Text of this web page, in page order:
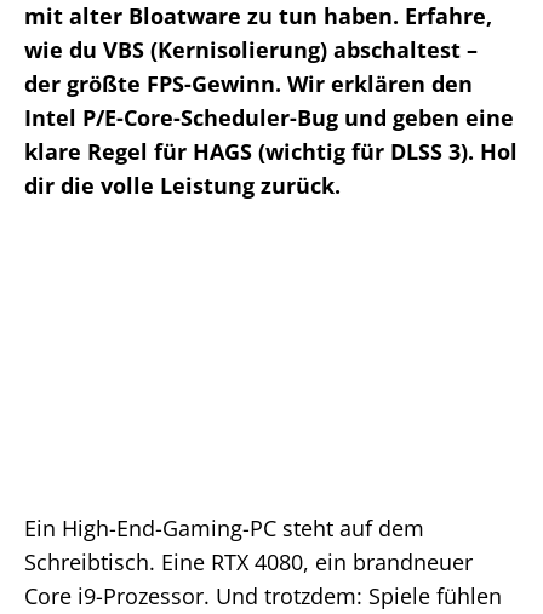
mit alter Bloatware zu tun haben. Erfahre,
wie du VBS (Kernisolierung) abschaltest –
der größte FPS-Gewinn. Wir erklären den
Intel P/E-Core-Scheduler-Bug und geben eine
klare Regel für HAGS (wichtig für DLSS 3). Hol
dir die volle Leistung zurück.
Ein High-End-Gaming-PC steht auf dem
Schreibtisch. Eine RTX 4080, ein brandneuer
Core i9-Prozessor. Und trotzdem: Spiele fühlen